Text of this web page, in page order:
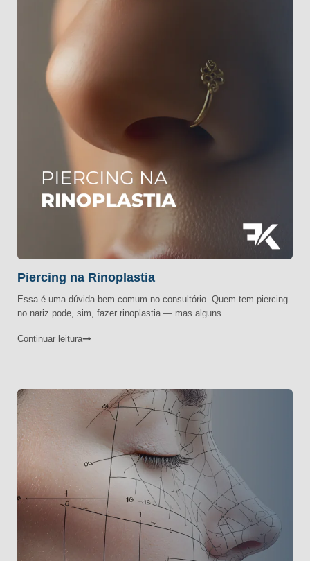
Piercing na Rinoplastia
Essa é uma dúvida bem comum no consultório. Quem tem piercing
no nariz pode, sim, fazer rinoplastia — mas alguns...
Continuar leitura